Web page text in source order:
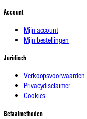
Account
Mijn account
Mijn bestellingen
Juridisch
Verkoopsvoorwaarden
Privacydisclaimer
Cookies
Betaalmethoden